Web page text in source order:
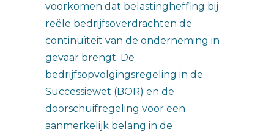
voorkomen dat belastingheffing bij
reële bedrijfsoverdrachten de
continuïteit van de onderneming in
gevaar brengt. De
bedrijfsopvolgingsregeling in de
Successiewet (BOR) en de
doorschuifregeling voor een
aanmerkelijk belang in de